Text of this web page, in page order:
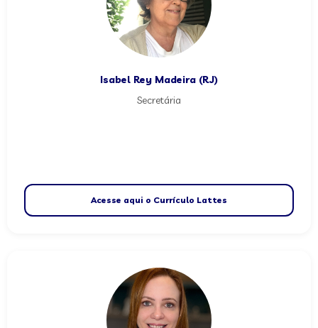
Isabel Rey Madeira (RJ)
Secretária
Acesse aqui o Currículo Lattes